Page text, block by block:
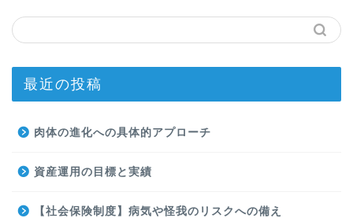
最近の投稿
肉体の進化への具体的アプローチ
資産運用の目標と実績
【社会保険制度】病気や怪我のリスクへの備え